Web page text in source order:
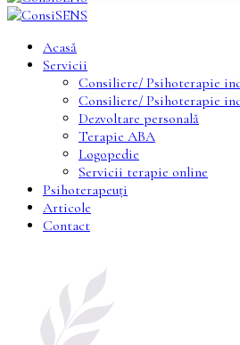
Acasă
Servicii
Consiliere/ Psihoterapie
Consiliere/ Psihoterapie
Dezvoltare personală
Terapie ABA
Logopedie
Servicii terapie online
Psihoterapeuți
Articole
Contact